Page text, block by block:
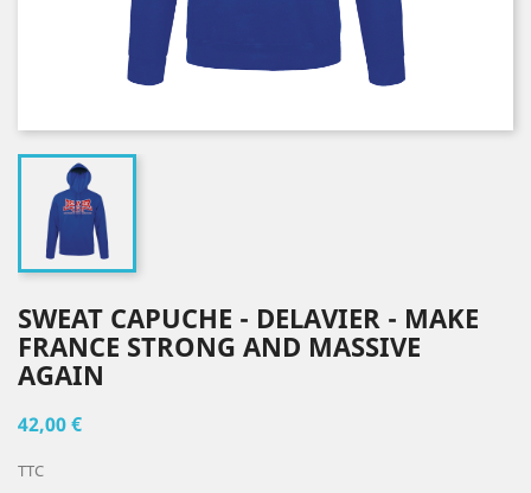
SWEAT CAPUCHE - DELAVIER - MAKE
FRANCE STRONG AND MASSIVE
AGAIN
42,00 €
TTC